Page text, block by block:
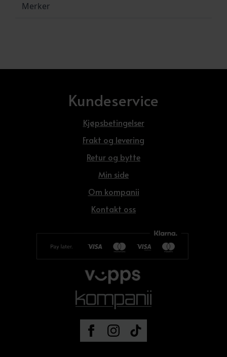
Merker
Kundeservice
Kjøpsbetingelser
Frakt og levering
Retur og bytte
Min side
Om kompanii
Kontakt oss